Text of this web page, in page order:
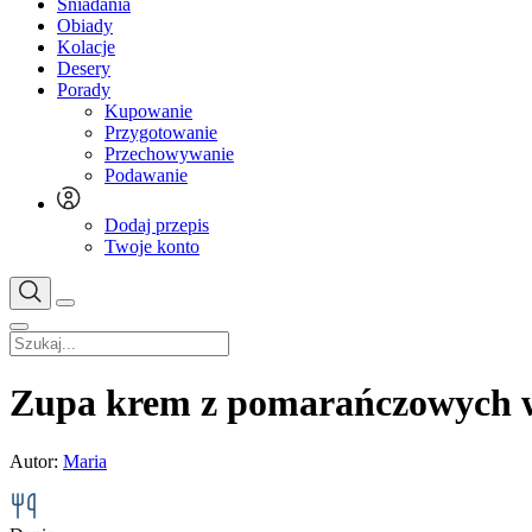
Śniadania
Obiady
Kolacje
Desery
Porady
Kupowanie
Przygotowanie
Przechowywanie
Podawanie
Dodaj przepis
Twoje konto
Zupa krem z pomarańczowych
Autor: Maria